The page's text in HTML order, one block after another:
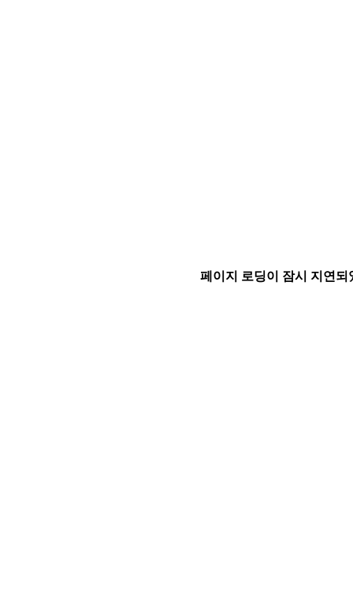
페이지 로딩이 잠시 지연